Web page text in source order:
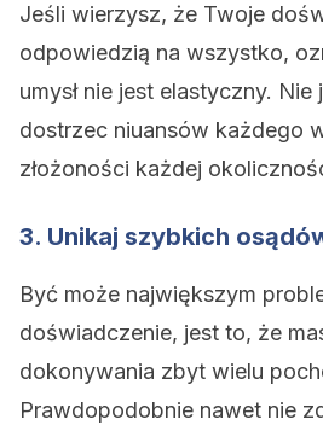
Jeśli wierzysz, że Twoje
odpowiedzią na wszystko,
umysł nie jest elastyczny.
dostrzec niuansów każdego
złożoności każdej
3. Unikaj szybkich
Być może największym
doświadczenie, jest to, że
dokonywania zbyt wielu
Prawdopodobnie nawet nie